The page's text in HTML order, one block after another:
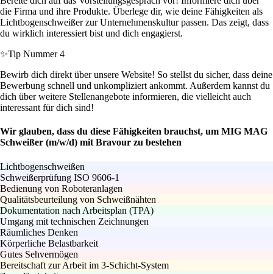
die Firma und ihre Produkte. Überlege dir, wie deine Fähigkeiten als
Lichtbogenschweißer zur Unternehmenskultur passen. Das zeigt, dass
du wirklich interessiert bist und dich engagierst.
✨Tip Nummer 4
Bewirb dich direkt über unsere Website! So stellst du sicher, dass deine
Bewerbung schnell und unkompliziert ankommt. Außerdem kannst du
dich über weitere Stellenangebote informieren, die vielleicht auch
interessant für dich sind!
Wir glauben, dass du diese Fähigkeiten brauchst, um MIG MAG
Schweißer (m/w/d) mit Bravour zu bestehen
Lichtbogenschweißen
Schweißerprüfung ISO 9606-1
Bedienung von Roboteranlagen
Qualitätsbeurteilung von Schweißnähten
Dokumentation nach Arbeitsplan (TPA)
Umgang mit technischen Zeichnungen
Räumliches Denken
Körperliche Belastbarkeit
Gutes Sehvermögen
Bereitschaft zur Arbeit im 3-Schicht-System